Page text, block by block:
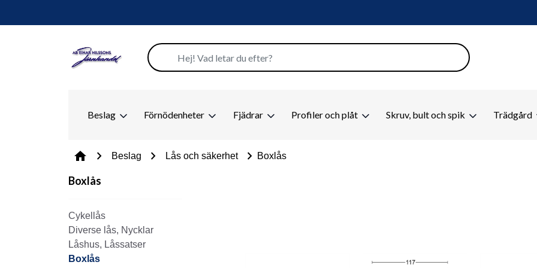
Beslag Förnödenheter Fjädrar Profiler och plåt Skruv, bult och spik Trädgård
home chevron_right Beslag chevron_right Lås och säkerhet chevron_right Boxlås
Boxlås
Cykellås
Diverse lås, Nycklar
Låshus, Låssatser
Boxlås